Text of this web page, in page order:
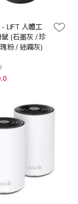
LIFT 人體工
(石墨灰 / 珍
粉 / 迷霧灰)